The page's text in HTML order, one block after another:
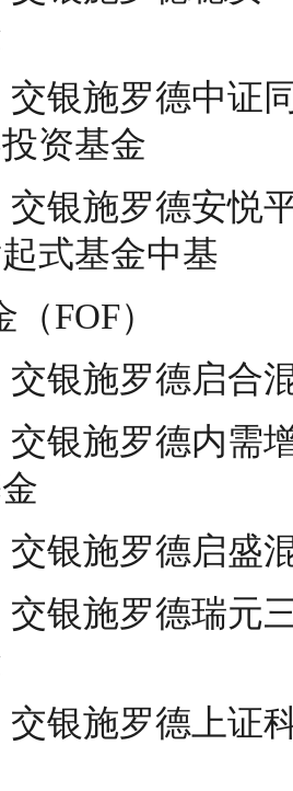
资基金
式基金中基
金（FOF）
交银施罗德启合
交银施罗德启盛